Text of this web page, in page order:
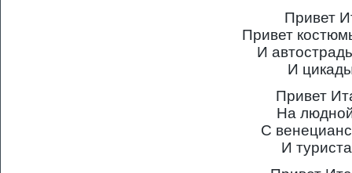
Привет
Привет
И
И
Привет
На
С
И